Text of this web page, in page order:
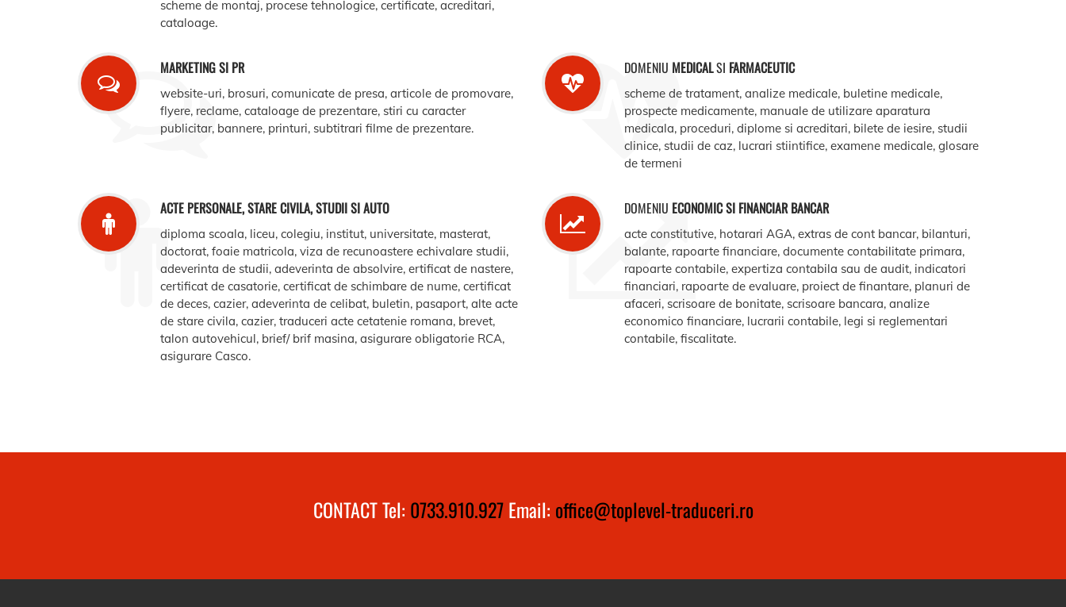
scheme de montaj, procese tehnologice, certificate, acreditari,
cataloage.
MARKETING SI PR
website-uri, brosuri, comunicate de presa, articole de promovare,
flyere, reclame, cataloage de prezentare, stiri cu caracter
publicitar, bannere, printuri, subtitrari filme de prezentare.
DOMENIU MEDICALSI FARMACEUTIC
scheme de tratament, analize medicale, buletine medicale,
prospecte medicamente, manuale de utilizare aparatura
medicala, proceduri, diplome si acreditari, bilete de iesire, studii
clinice, studii de caz, lucrari stiintifice, examene medicale, glosare
de termeni
ACTE PERSONALE, STARE CIVILA, STUDII SI AUTO
diploma scoala, liceu, colegiu, institut, universitate, masterat,
doctorat, foaie matricola, viza de recunoastere echivalare studii,
adeverinta de studii, adeverinta de absolvire, ertificat de nastere,
certificat de casatorie, certificat de schimbare de nume, certificat
de deces, cazier, adeverinta de celibat, buletin, pasaport, alte acte
de stare civila, cazier, traduceri acte cetatenie romana, brevet,
talon autovehicul, brief/ brif masina, asigurare obligatorie RCA,
asigurare Casco.
DOMENIU ECONOMIC SI FINANCIAR BANCAR
acte constitutive, hotarari AGA, extras de cont bancar, bilanturi,
balante, rapoarte financiare, documente contabilitate primara,
rapoarte contabile, expertiza contabila sau de audit, indicatori
financiari, rapoarte de evaluare, proiect de finantare, planuri de
afaceri, scrisoare de bonitate, scrisoare bancara, analize
economico financiare, lucrarii contabile, legi si reglementari
contabile, fiscalitate.
CONTACT Tel: 0733.910.927Email: office@toplevel-traduceri.ro